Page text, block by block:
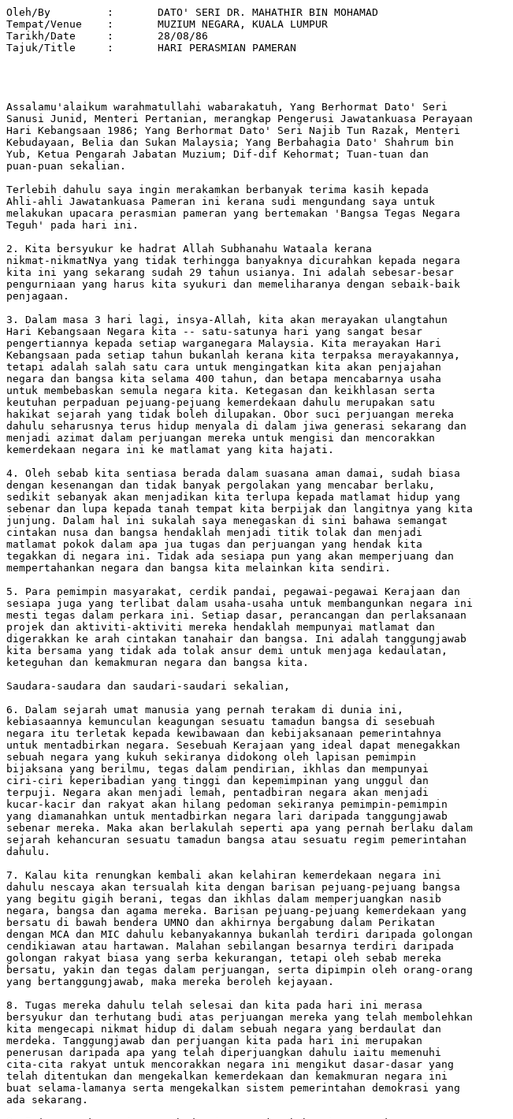
Oleh/By		:	DATO' SERI DR. MAHATHIR BIN MOHAMAD
Tempat/Venue 	: 	MUZIUM NEGARA, KUALA LUMPUR
Tarikh/Date 	: 	28/08/86
Tajuk/Title  	:	HARI PERASMIAN PAMERAN
Assalamu'alaikum warahmatullahi wabarakatuh, Yang Berhormat Dato' Seri
Sanusi Junid, Menteri Pertanian, merangkap Pengerusi Jawatankuasa Perayaan
Hari Kebangsaan 1986; Yang Berhormat Dato' Seri Najib Tun Razak, Menteri
Kebudayaan, Belia dan Sukan Malaysia; Yang Berbahagia Dato' Shahrum bin
Yub, Ketua Pengarah Jabatan Muzium; Dif-dif Kehormat; Tuan-tuan dan
puan-puan sekalian.
Terlebih dahulu saya ingin merakamkan berbanyak terima kasih kepada
Ahli-ahli Jawatankuasa Pameran ini kerana sudi mengundang saya untuk
melakukan upacara perasmian pameran yang bertemakan 'Bangsa Tegas Negara
Teguh' pada hari ini.
2. Kita bersyukur ke hadrat Allah Subhanahu Wataala kerana
nikmat-nikmatNya yang tidak terhingga banyaknya dicurahkan kepada negara
kita ini yang sekarang sudah 29 tahun usianya. Ini adalah sebesar-besar
pengurniaan yang harus kita syukuri dan memeliharanya dengan sebaik-baik
penjagaan.
3. Dalam masa 3 hari lagi, insya-Allah, kita akan merayakan ulangtahun
Hari Kebangsaan Negara kita -- satu-satunya hari yang sangat besar
pengertiannya kepada setiap warganegara Malaysia. Kita merayakan Hari
Kebangsaan pada setiap tahun bukanlah kerana kita terpaksa merayakannya,
tetapi adalah salah satu cara untuk mengingatkan kita akan penjajahan
negara dan bangsa kita selama 400 tahun, dan betapa mencabarnya usaha
untuk membebaskan semula negara kita. Ketegasan dan keikhlasan serta
keutuhan perpaduan pejuang-pejuang kemerdekaan dahulu merupakan satu
hakikat sejarah yang tidak boleh dilupakan. Obor suci perjuangan mereka
dahulu seharusnya terus hidup menyala di dalam jiwa generasi sekarang dan
menjadi azimat dalam perjuangan mereka untuk mengisi dan mencorakkan
kemerdekaan negara ini ke matlamat yang kita hajati.
4. Oleh sebab kita sentiasa berada dalam suasana aman damai, sudah biasa
dengan kesenangan dan tidak banyak pergolakan yang mencabar berlaku,
sedikit sebanyak akan menjadikan kita terlupa kepada matlamat hidup yang
sebenar dan lupa kepada tanah tempat kita berpijak dan langitnya yang kita
junjung. Dalam hal ini sukalah saya menegaskan di sini bahawa semangat
cintakan nusa dan bangsa hendaklah menjadi titik tolak dan menjadi
matlamat pokok dalam apa jua tugas dan perjuangan yang hendak kita
tegakkan di negara ini. Tidak ada sesiapa pun yang akan memperjuang dan
mempertahankan negara dan bangsa kita melainkan kita sendiri.
5. Para pemimpin masyarakat, cerdik pandai, pegawai-pegawai Kerajaan dan
sesiapa juga yang terlibat dalam usaha-usaha untuk membangunkan negara ini
mesti tegas dalam perkara ini. Setiap dasar, perancangan dan perlaksanaan
projek dan aktiviti-aktiviti mereka hendaklah mempunyai matlamat dan
digerakkan ke arah cintakan tanahair dan bangsa. Ini adalah tanggungjawab
kita bersama yang tidak ada tolak ansur demi untuk menjaga kedaulatan,
keteguhan dan kemakmuran negara dan bangsa kita.
Saudara-saudara dan saudari-saudari sekalian,
6. Dalam sejarah umat manusia yang pernah terakam di dunia ini,
kebiasaannya kemunculan keagungan sesuatu tamadun bangsa di sesebuah
negara itu terletak kepada kewibawaan dan kebijaksanaan pemerintahnya
untuk mentadbirkan negara. Sesebuah Kerajaan yang ideal dapat menegakkan
sebuah negara yang kukuh sekiranya didokong oleh lapisan pemimpin
bijaksana yang berilmu, tegas dalam pendirian, ikhlas dan mempunyai
ciri-ciri keperibadian yang tinggi dan kepemimpinan yang unggul dan
terpuji. Negara akan menjadi lemah, pentadbiran negara akan menjadi
kucar-kacir dan rakyat akan hilang pedoman sekiranya pemimpin-pemimpin
yang diamanahkan untuk mentadbirkan negara lari daripada tanggungjawab
sebenar mereka. Maka akan berlakulah seperti apa yang pernah berlaku dalam
sejarah kehancuran sesuatu tamadun bangsa atau sesuatu regim pemerintahan
dahulu.
7. Kalau kita renungkan kembali akan kelahiran kemerdekaan negara ini
dahulu nescaya akan tersualah kita dengan barisan pejuang-pejuang bangsa
yang begitu gigih berani, tegas dan ikhlas dalam memperjuangkan nasib
negara, bangsa dan agama mereka. Barisan pejuang-pejuang kemerdekaan yang
bersatu di bawah bendera UMNO dan akhirnya bergabung dalam Perikatan
dengan MCA dan MIC dahulu kebanyakannya bukanlah terdiri daripada golongan
cendikiawan atau hartawan. Malahan sebilangan besarnya terdiri daripada
golongan rakyat biasa yang serba kekurangan, tetapi oleh sebab mereka
bersatu, yakin dan tegas dalam perjuangan, serta dipimpin oleh orang-orang
yang bertanggungjawab, maka mereka beroleh kejayaan.
8. Tugas mereka dahulu telah selesai dan kita pada hari ini merasa
bersyukur dan terhutang budi atas perjuangan mereka yang telah membolehkan
kita mengecapi nikmat hidup di dalam sebuah negara yang berdaulat dan
merdeka. Tanggungjawab dan perjuangan kita pada hari ini merupakan
penerusan daripada apa yang telah diperjuangkan dahulu iaitu memenuhi
cita-cita rakyat untuk mencorakkan negara ini mengikut dasar-dasar yang
telah ditentukan dan mengekalkan kemerdekaan dan kemakmuran negara ini
buat selama-lamanya serta mengekalkan sistem pemerintahan demokrasi yang
ada sekarang.